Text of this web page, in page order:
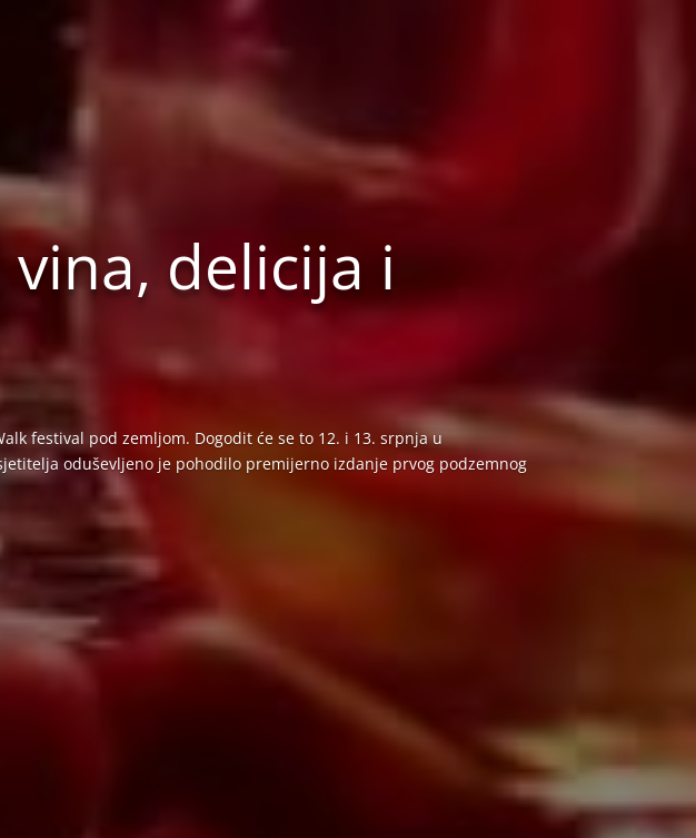
delicija i
festival pod zemljom. Dogodit će se to 12. i 13. srpnja u
oduševljeno je pohodilo premijerno izdanje prvog podzemnog